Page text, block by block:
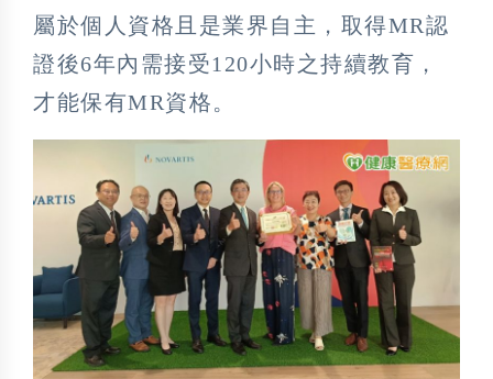
屬於個人資格且是業界自主，取得MR認
證後6年內需接受120小時之持續教育，
才能保有MR資格。